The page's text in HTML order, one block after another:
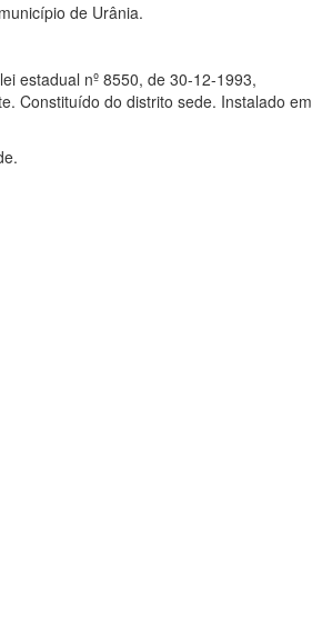
de Urânia.
estadual nº 8550, de 30-12-1993,
Constituído do distrito sede. Instalado em